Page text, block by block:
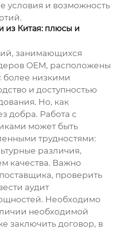
условия и возможность
из Китая: плюсы и
занимающихся
OEM, расположены
более низкими
и доступностью
Но, как
добра. Работа с
может быть
трудностями:
различия,
качества. Важно
проверить
аудит
Необходимо
необходимой
заключить договор, в